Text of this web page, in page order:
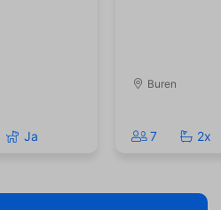
Ja
Buren
7 2x